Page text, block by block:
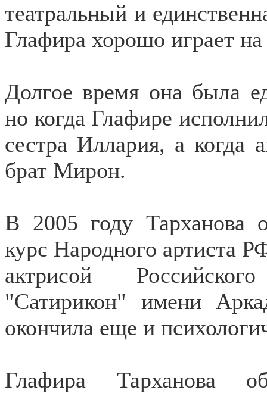
театральный и
Глафира хорошо играет
Долгое время она была
но когда Глафире
сестра Иллария, а когда
брат Мирон.
В 2005 году Тарханова
курс Народного артиста
актрисой
"Сатирикон" имени
окончила еще и
Глафира Тарханова